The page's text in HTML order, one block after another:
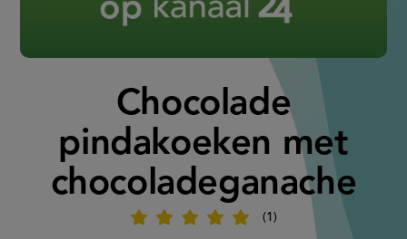
Chocolade
pindakoeken met
chocoladeganache
1
Beoordeel